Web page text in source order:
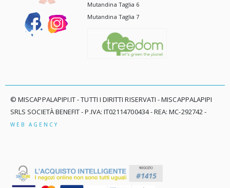
Mutandina Taglia 6
Mutandina Taglia 7
© MISCAPPALAPIPI.IT - TUTTI I DIRITTI RISERVATI - MISCAPPALAPIPI
SRLS SOCIETÀ BENEFIT - P.IVA: IT02114700434 - REA: MC-292742 -
WEB AGENCY